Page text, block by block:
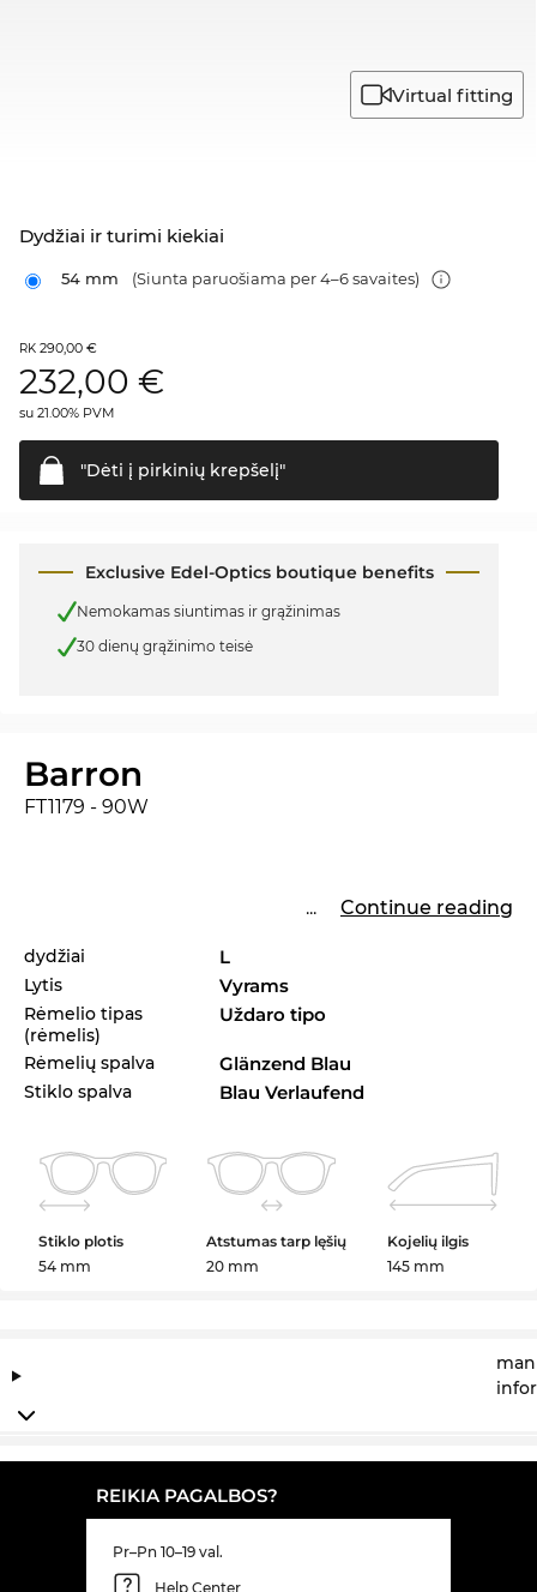
Virtual fitting
Dydžiai ir turimi kiekiai
54 mm (Siunta paruošiama per 4–6 savaites)
RK 290,00 €
232,00 €
su 21.00% PVM
"Dėti į pirkinių krepšelį"
Exclusive Edel-Optics boutique benefits
Nemokamas siuntimas ir grąžinimas
30 dienų grąžinimo teisė
Barron
FT1179 - 90W
... Continue reading
dydžiai L
Lytis Vyrams
Rėmelio tipas
(rėmelis)
Uždaro tipo
Rėmelių spalva Glänzend Blau
Stiklo spalva Blau Verlaufend
Stiklo plotis
54 mm
Atstumas tarp lęšių
20 mm
Kojelių ilgis
145 mm
REIKIA PAGALBOS?
Pr–Pn 10–19 val.
Help Center